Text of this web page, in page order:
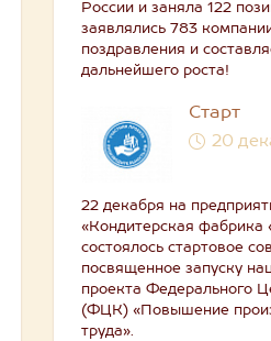
России и заняла 122
заявлялись 783
поздравления и
дальнейшего роста!
Старт
20
22 декабря на
«Кондитерская фабрика
состоялось стартовое
посвященное запуску
проекта Федерального
(ФЦК) «Повышение
труда».